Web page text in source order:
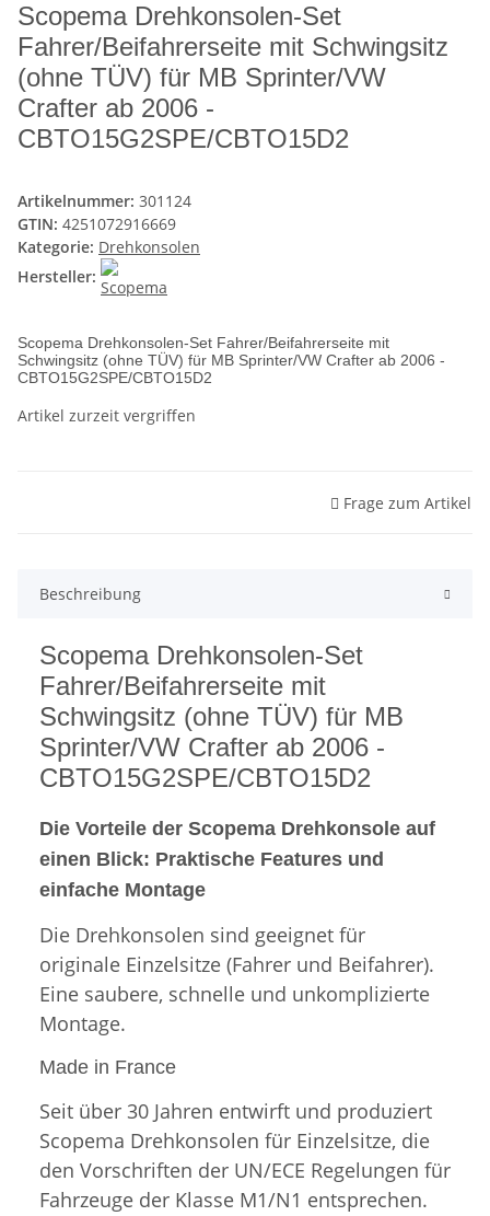
Scopema Drehkonsolen-Set
Fahrer/Beifahrerseite mit Schwingsitz
(ohne TÜV) für MB Sprinter/VW
Crafter ab 2006 -
CBTO15G2SPE/CBTO15D2
Artikelnummer: 301124
GTIN: 4251072916669
Kategorie: Drehkonsolen
Hersteller:
Scopema Drehkonsolen-Set Fahrer/Beifahrerseite mit
Schwingsitz (ohne TÜV) für MB Sprinter/VW Crafter ab 2006 -
CBTO15G2SPE/CBTO15D2
Artikel zurzeit vergriffen
Frage zum Artikel
Beschreibung
Scopema Drehkonsolen-Set
Fahrer/Beifahrerseite mit
Schwingsitz (ohne TÜV) für MB
Sprinter/VW Crafter ab 2006 -
CBTO15G2SPE/CBTO15D2
Die Vorteile der Scopema Drehkonsole auf
einen Blick: Praktische Features und
einfache Montage
Die Drehkonsolen sind geeignet für
originale Einzelsitze (Fahrer und Beifahrer).
Eine saubere, schnelle und unkomplizierte
Montage.
Made in France
Seit über 30 Jahren entwirft und produziert
Scopema Drehkonsolen für Einzelsitze, die
den Vorschriften der UN/ECE Regelungen für
Fahrzeuge der Klasse M1/N1 entsprechen.